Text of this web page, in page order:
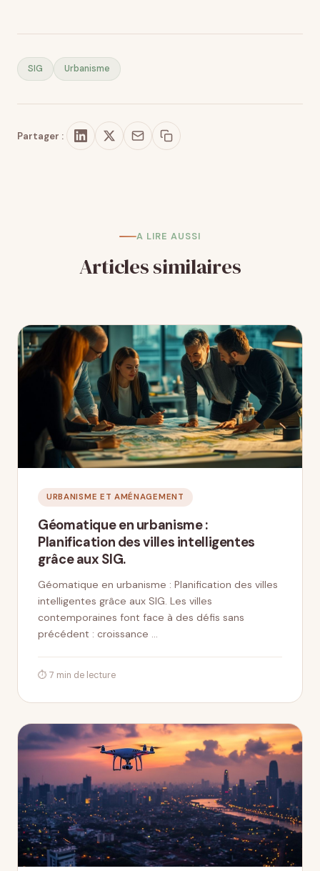
SIG Urbanisme
Partager :
A LIRE AUSSI
Articles similaires
URBANISME ET AMÉNAGEMENT
Géomatique en urbanisme :
Planification des villes intelligentes
grâce aux SIG.
Géomatique en urbanisme : Planification des villes
intelligentes grâce aux SIG. Les villes
contemporaines font face à des défis sans
précédent : croissance …
⏱ 7 min de lecture